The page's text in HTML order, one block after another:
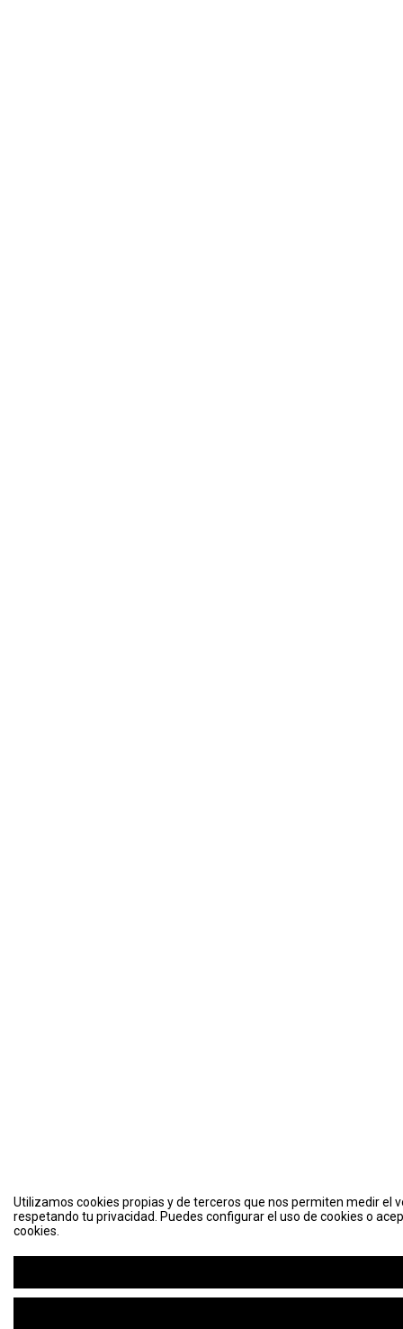
Utilizamos cookies propias y de terceros que nos permiten medir el
respetando tu privacidad. Puedes configurar el uso de cookies o
cookies.